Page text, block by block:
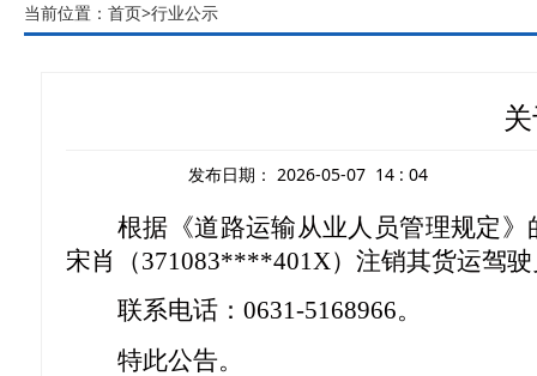
当前位置： 首页>行业公示
发布日期： 2026-05-07 14 : 04
根据《道路运输从业人员管理规定
宋肖（371083****401X）注销其货运驾
联系电话：0631-5168966。
特此公告。